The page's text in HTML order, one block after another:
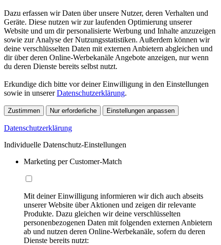
Dazu erfassen wir Daten über unsere Nutzer, deren Verhalten und
Geräte. Diese nutzen wir zur laufenden Optimierung unserer
Website und um dir personalisierte Werbung und Inhalte anzuzeigen
sowie zur Analyse der Nutzungsstatistiken. Außerdem können wir
deine verschlüsselten Daten mit externen Anbietern abgleichen und
dir über deren Online-Werbekanäle Angebote anzeigen, nur wenn
du deren Dienste bereits selbst nutzt.
Erkundige dich bitte vor deiner Einwilligung in den Einstellungen
sowie in unsererDatenschutzerklärung.
Zustimmen Nur erforderliche Einstellungen anpassen
Datenschutzerklärung
Individuelle Datenschutz-Einstellungen
Marketing per Customer-Match
Mit deiner Einwilligung informieren wir dich auch abseits
unserer Website über Aktionen und zeigen dir relevante
Produkte. Dazu gleichen wir deine verschlüsselten
personenbezogenen Daten mit folgenden externen Anbietern
ab und nutzen deren Online-Werbekanäle, sofern du deren
Dienste bereits nutzt: